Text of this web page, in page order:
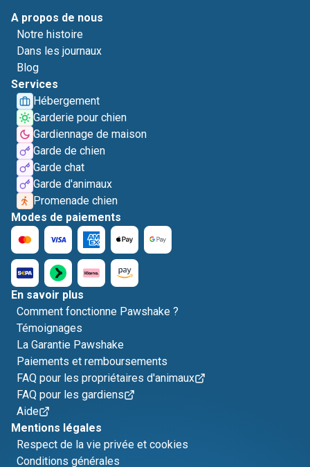
A propos de nous
Notre histoire
Dans les journaux
Blog
Services
Hébergement
Garderie pour chien
Gardiennage de maison
Garde de chien
Garde chat
Garde d'animaux
Promenade chien
Modes de paiements
En savoir plus
Comment fonctionne Pawshake ?
Témoignages
La Garantie Pawshake
Paiements et remboursements
FAQ pour les propriétaires d'animaux
FAQ pour les gardiens
Aide
Mentions légales
Respect de la vie privée et cookies
Conditions générales